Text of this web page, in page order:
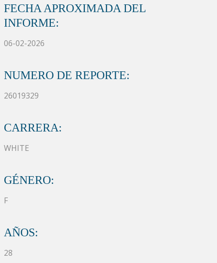
FECHA APROXIMADA DEL
INFORME:
06-02-2026
NUMERO DE REPORTE:
26019329
CARRERA:
WHITE
GÉNERO:
F
AÑOS:
28